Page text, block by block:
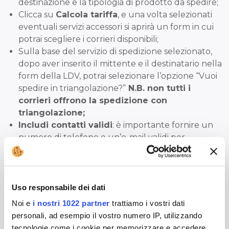
Uso responsabile dei dati
Noi e i nostri 1022 partner trattiamo i vostri dati
personali, ad esempio il vostro numero IP, utilizzando
destinazione e la tipologia di prodotto da spedire;
Clicca su Calcola tariffa, e una volta selezionati
eventuali servizi accessori si aprirà un form in cui
potrai scegliere i corrieri disponibili;
Sulla base del servizio di spedizione selezionato,
dopo aver inserito il mittente e il destinatario nella
form della LDV, potrai selezionare l’opzione “Vuoi
spedire in triangolazione?” N.B. non tutti i
corrieri offrono la spedizione con
triangolazione;
Includi contatti validi: è importante fornire un
numero di telefono e un’e-mail validi per
garantire che il corriere possa contattare il
necessari, salva le informazioni relative alla
spedizione;
Aggiungi la spedizione al carrello e
procedi al
pagamento